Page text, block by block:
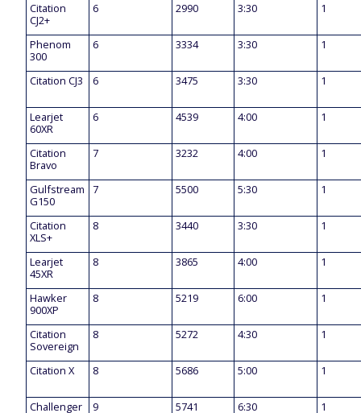
Citation
CJ2+
6 2990 3:30 1
Phenom
300
6 3334 3:30 1
Citation CJ3 6 3475 3:30 1
Learjet
60XR
6 4539 4:00 1
Citation
Bravo
7 3232 4:00 1
Gulfstream
G150
7 5500 5:30 1
Citation
XLS+
8 3440 3:30 1
Learjet
45XR
8 3865 4:00 1
Hawker
900XP
8 5219 6:00 1
Citation
Sovereign
8 5272 4:30 1
Citation X 8 5686 5:00 1
Challenger
9 5741 6:30 1